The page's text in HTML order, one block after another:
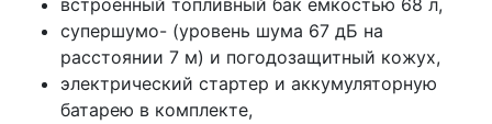
встроенный топливный бак емкостью 68 л,
супершумо- (уровень шума 67 дБ на
расстоянии 7 м) и погодозащитный кожух,
электрический стартер и аккумуляторную
батарею в комплекте,